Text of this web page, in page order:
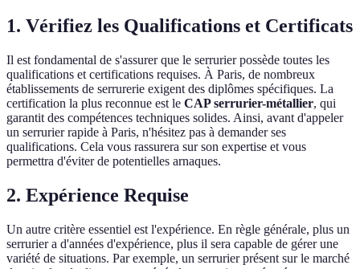
1. Vérifiez les Qualifications et Certificats
Il est fondamental de s'assurer que le serrurier possède toutes les
qualifications et certifications requises. À Paris, de nombreux
établissements de serrurerie exigent des diplômes spécifiques. La
certification la plus reconnue est le CAP serrurier-métallier, qui
garantit des compétences techniques solides. Ainsi, avant d'appeler
un serrurier rapide à Paris, n'hésitez pas à demander ses
qualifications. Cela vous rassurera sur son expertise et vous
permettra d'éviter de potentielles arnaques.
2. Expérience Requise
Un autre critère essentiel est l'expérience. En règle générale, plus un
serrurier a d'années d'expérience, plus il sera capable de gérer une
variété de situations. Par exemple, un serrurier présent sur le marché